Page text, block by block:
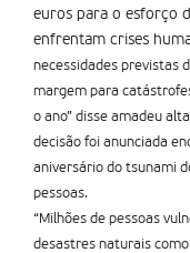
euros para o esforço
enfrentam crises
necessidades previstas
margem para
o ano” disse amadeu
decisão foi anunciada
aniversário do tsunami
pessoas.
“Milhões de pessoas
desastres naturais